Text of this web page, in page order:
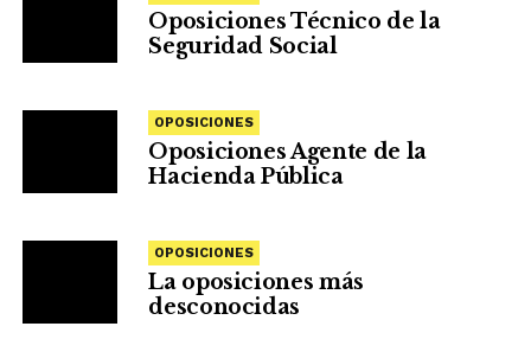
Oposiciones Técnico de la
Seguridad Social
OPOSICIONES
Oposiciones Agente de la
Hacienda Pública
OPOSICIONES
La oposiciones más
desconocidas